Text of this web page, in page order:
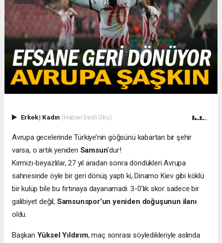
Erkek| Kadın (Haberi Sesli Oku)
Avrupa gecelerinde Türkiye’nin göğsünü kabartan bir şehir
varsa, o artık yeniden Samsun’dur!
Kırmızı-beyazlılar, 27 yıl aradan sonra döndükleri Avrupa
sahnesinde öyle bir geri dönüş yaptı ki, Dinamo Kiev gibi köklü
bir kulüp bile bu fırtınaya dayanamadı. 3-0’lık skor sadece bir
galibiyet değil, Samsunspor’un yeniden doğuşunun ilanı
oldu.
Başkan Yüksel Yıldırım, maç sonrası söyledikleriyle aslında